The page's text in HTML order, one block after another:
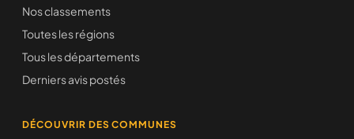
Nos classements
Toutes les régions
Tous les départements
Derniers avis postés
DÉCOUVRIR DES COMMUNES